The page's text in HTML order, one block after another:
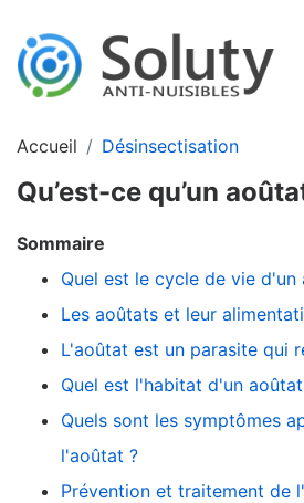
Accueil Désinsectisation
Qu’est-ce qu’un
Sommaire
Quel est le cycle de vie d'un
Les aoûtats et leur
L'aoûtat est un parasite qui
Quel est l'habitat d'un
Quels sont les symptômes
l'aoûtat ?
Prévention et traitement de